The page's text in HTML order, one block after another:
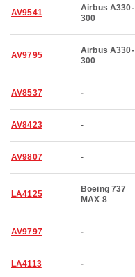
AV9541
Airbus A330-
300
AV9795
Airbus A330-
300
AV8537 -
AV8423 -
AV9807 -
LA4125
Boeing 737
MAX 8
AV9797 -
LA4113 -